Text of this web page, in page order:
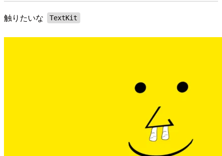
触りたいな TextKit